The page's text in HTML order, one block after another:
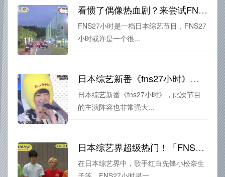
看惯了偶像热血剧？来尝试FNS27小时全是AKB48吧
FNS27小时是一档日本综艺节目，FNS27
小时或许是一个很...
日本综艺新番《fns27小时》，全网免费看
日本综艺新番《fns27小时》，此次节目
的主演阵容也非常强大...
日本综艺界超级热门！「FNS27小时」下载全解析
在日本综艺界中，歌手红白先锋小松奈生